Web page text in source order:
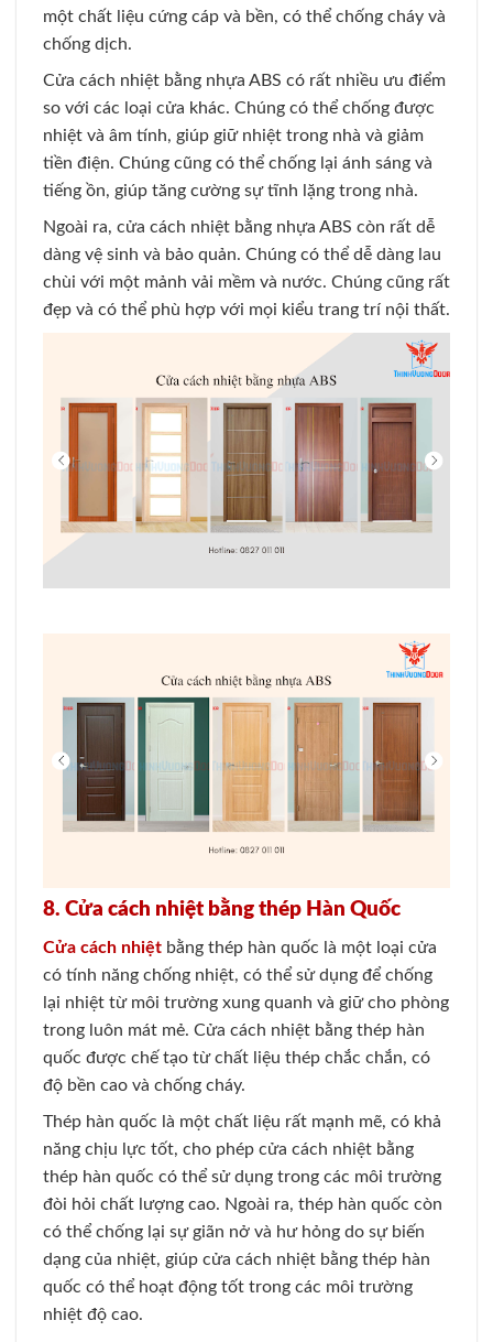
một chất liệu cứng cáp và bền, có thể chống cháy và
chống dịch.
Cửa cách nhiệt bằng nhựa ABS có rất nhiều ưu điểm
so với các loại cửa khác. Chúng có thể chống được
nhiệt và âm tính, giúp giữ nhiệt trong nhà và giảm
tiền điện. Chúng cũng có thể chống lại ánh sáng và
tiếng ồn, giúp tăng cường sự tĩnh lặng trong nhà.
Ngoài ra, cửa cách nhiệt bằng nhựa ABS còn rất dễ
dàng vệ sinh và bảo quản. Chúng có thể dễ dàng lau
chùi với một mảnh vải mềm và nước. Chúng cũng rất
đẹp và có thể phù hợp với mọi kiểu trang trí nội thất.
8. Cửa cách nhiệt bằng thép Hàn Quốc
Cửa cách nhiệt bằng thép hàn quốc là một loại cửa
có tính năng chống nhiệt, có thể sử dụng để chống
lại nhiệt từ môi trường xung quanh và giữ cho phòng
trong luôn mát mẻ. Cửa cách nhiệt bằng thép hàn
quốc được chế tạo từ chất liệu thép chắc chắn, có
độ bền cao và chống cháy.
Thép hàn quốc là một chất liệu rất mạnh mẽ, có khả
năng chịu lực tốt, cho phép cửa cách nhiệt bằng
thép hàn quốc có thể sử dụng trong các môi trường
đòi hỏi chất lượng cao. Ngoài ra, thép hàn quốc còn
có thể chống lại sự giãn nở và hư hỏng do sự biến
dạng của nhiệt, giúp cửa cách nhiệt bằng thép hàn
quốc có thể hoạt động tốt trong các môi trường
nhiệt độ cao.